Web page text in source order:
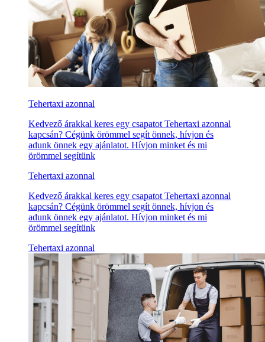
Tehertaxi azonnal
Kedvező árakkal keres egy csapatot Tehertaxi azonnal
kapcsán? Cégünk örömmel segít önnek, hívjon és
adunk önnek egy ajánlatot. Hívjon minket és mi
örömmel segítünk
Tehertaxi azonnal
Kedvező árakkal keres egy csapatot Tehertaxi azonnal
kapcsán? Cégünk örömmel segít önnek, hívjon és
adunk önnek egy ajánlatot. Hívjon minket és mi
örömmel segítünk
Tehertaxi azonnal